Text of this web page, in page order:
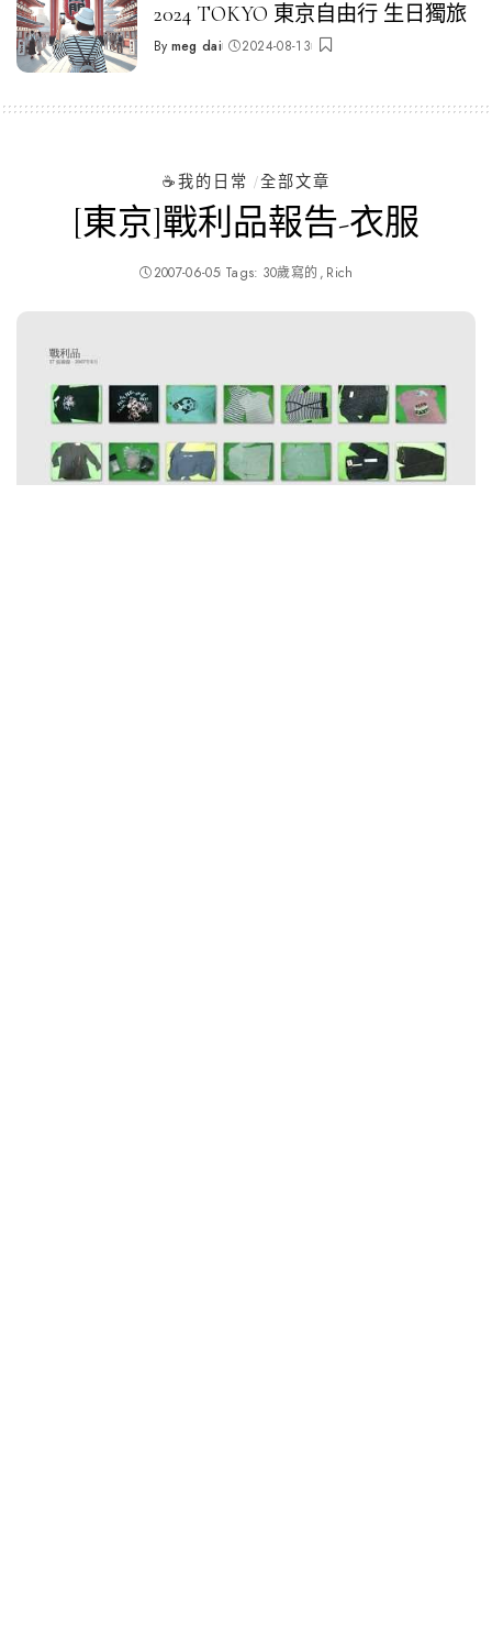
2024 TOKYO 東京自由行 生日獨旅
Posted
By meg dai 2024-08-13
☕️我的日常 全部文章
[東京]戰利品報告-衣服
2007-06-05 Tags: 30歲寫的 Rich